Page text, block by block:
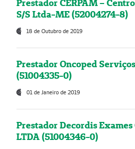
Prestador CERPAM –
S/S Ltda-ME (52004274-8)
18 de Outubro de 2019
Prestador Oncoped
(51004335-0)
01 de Janeiro de 2019
Prestador Decordis
LTDA (51004346-0)